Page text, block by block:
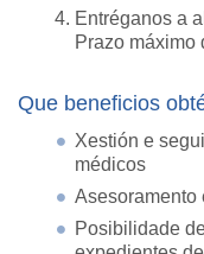
Entréganos a
Prazo máximo
Que beneficios
Xestión e
médicos
Asesoramento
Posibilidade